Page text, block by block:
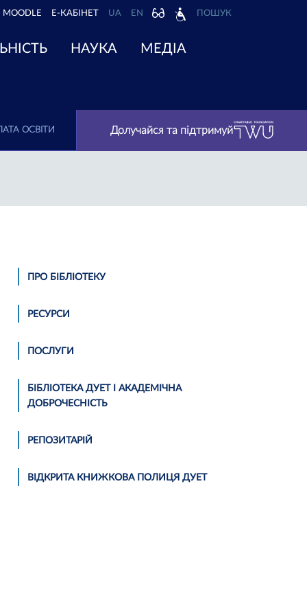
MOODLE Е-КАБІНЕТ UA EN ПОШУК
НАУКА
МЕДІА
ОСВІТИ Долучайся та підтримуй
ПРО БІБЛІОТЕКУ
РЕСУРСИ
ПОСЛУГИ
БІБЛІОТЕКА ДУЕТ І АКАДЕМІЧНА
ДОБРОЧЕСНІСТЬ
РЕПОЗИТАРІЙ
ВІДКРИТА КНИЖКОВА ПОЛИЦЯ ДУЕТ